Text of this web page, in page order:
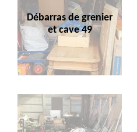
Débarras de grenier
et cave 49